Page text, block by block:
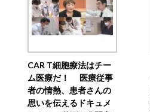
CAR T細胞療法はチー
ム医療だ！ 医療従事
者の情熱、患者さんの
思いを伝えるドキュメ